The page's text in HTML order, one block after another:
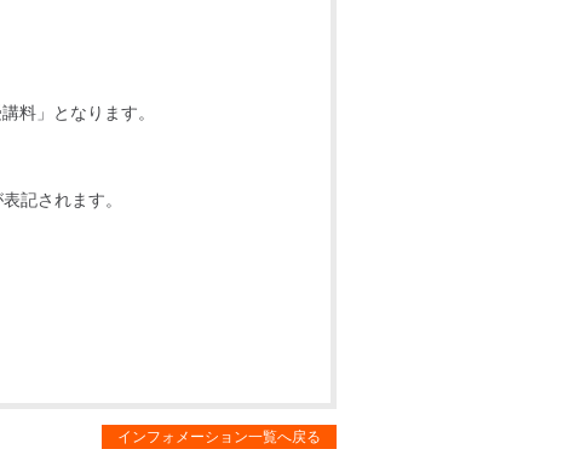
料」となります。
記されます。
インフォメーション一覧へ戻る